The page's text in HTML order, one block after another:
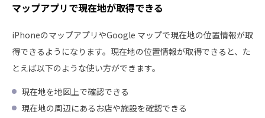
マップアプリで現在地が取得できる
iPhoneのマップアプリやGoogle マップで現在地の位置情報が取
得できるようになります。現在地の位置情報が取得できると、た
とえば以下のような使い方ができます。
現在地を地図上で確認できる
現在地の周辺にあるお店や施設を確認できる